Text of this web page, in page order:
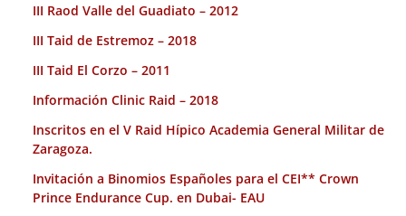
III Raod Valle del Guadiato – 2012
III Taid de Estremoz – 2018
III Taid El Corzo – 2011
Información Clinic Raid – 2018
Inscritos en el V Raid Hípico Academia General Militar de
Zaragoza.
Invitación a Binomios Españoles para el CEI** Crown
Prince Endurance Cup. en Dubai- EAU